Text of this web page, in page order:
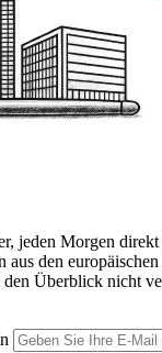
jeden Morgen
den
den Überblick nicht